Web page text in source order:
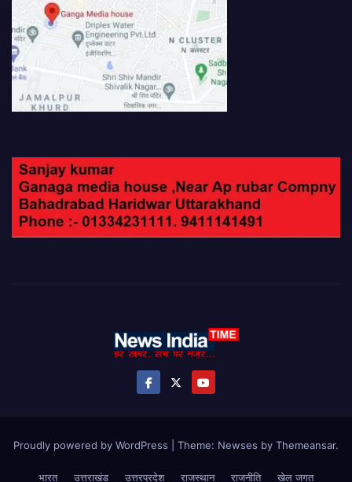
Proudly powered by WordPress Theme: Newses by Themeansar.
भारत उत्तराखंड उत्तरप्रदेश राजस्थान राजनीति खेल जगत